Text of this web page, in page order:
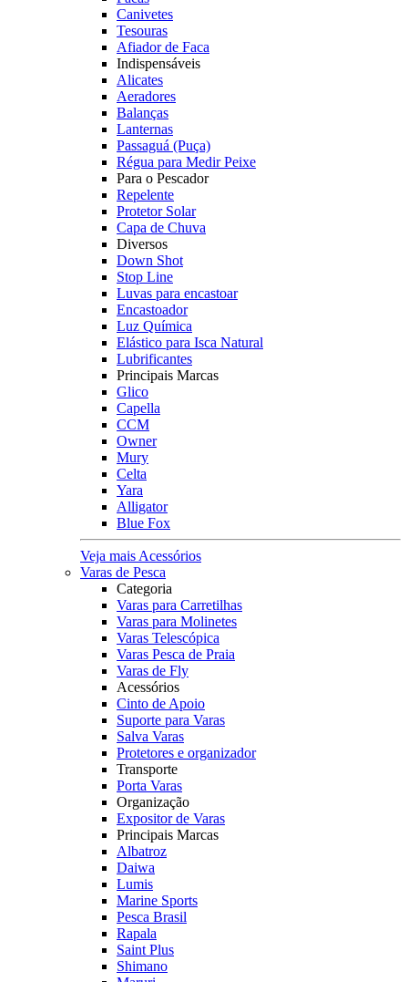
Canivetes
Tesouras
Afiador de Faca
Indispensáveis
Alicates
Aeradores
Balanças
Lanternas
Passaguá (Puça)
Régua para Medir Peixe
Para o Pescador
Repelente
Protetor Solar
Capa de Chuva
Diversos
Down Shot
Stop Line
Luvas para encastoar
Encastoador
Luz Química
Elástico para Isca Natural
Lubrificantes
Principais Marcas
Glico
Capella
CCM
Owner
Mury
Celta
Yara
Alligator
Blue Fox
Veja mais Acessórios
Varas de Pesca
Categoria
Varas para Carretilhas
Varas para Molinetes
Varas Telescópica
Varas Pesca de Praia
Varas de Fly
Acessórios
Cinto de Apoio
Suporte para Varas
Salva Varas
Protetores e organizador
Transporte
Porta Varas
Organização
Expositor de Varas
Principais Marcas
Albatroz
Daiwa
Lumis
Marine Sports
Pesca Brasil
Rapala
Saint Plus
Shimano